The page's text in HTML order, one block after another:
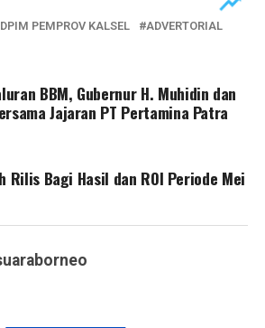
PEMPROV KALSEL
ADVERTORIAL
BBM, Gubernur H. Muhidin dan
Jajaran PT Pertamina Patra
Rilis Bagi Hasil dan ROI Periode Mei